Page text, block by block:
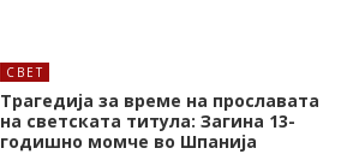
СВЕТ
Трагедија за време на прославата
на светската титула: Загина 13-
годишно момче во Шпанија